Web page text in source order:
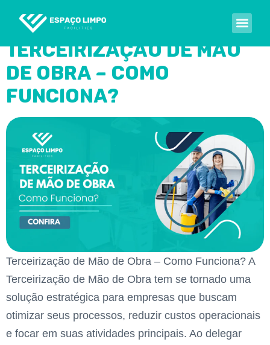
Tag:terceirização
Terceirização de Mão
de Obra – Como
Funciona?
Terceirização de Mão de Obra – Como Funciona? A
Terceirização de Mão de Obra tem se tornado uma
solução estratégica para empresas que buscam
otimizar seus processos, reduzir custos operacionais
e focar em suas atividades principais. Ao delegar